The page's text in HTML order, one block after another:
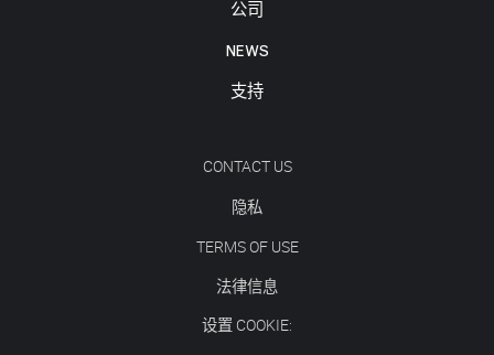
公司
NEWS
支持
CONTACT US
隐私
TERMS OF USE
法律信息
设置 COOKIE: